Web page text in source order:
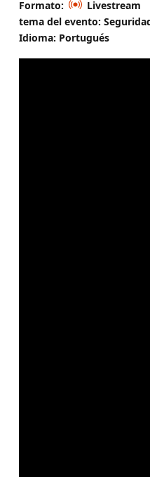
Formato:
Livestream
tema del evento:
Idioma: Portugués